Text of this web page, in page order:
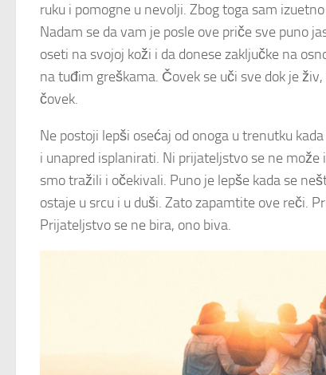
ruku i pomogne u nevolji. Zbog toga sam
Nadam se da vam je posle ove priče sve puno
oseti na svojoj koži i da donese zaključke na
na tuđim greškama. Čovek se uči sve dok je
čovek.
Ne postoji lepši osećaj od onoga u trenutku
i unapred isplanirati. Ni prijateljstvo se ne
smo tražili i očekivali. Puno je lepše kada se
ostaje u srcu i u duši. Zato zapamtite ove reči.
Prijateljstvo se ne bira, ono biva.